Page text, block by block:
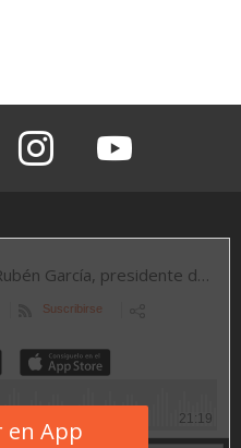
instagram